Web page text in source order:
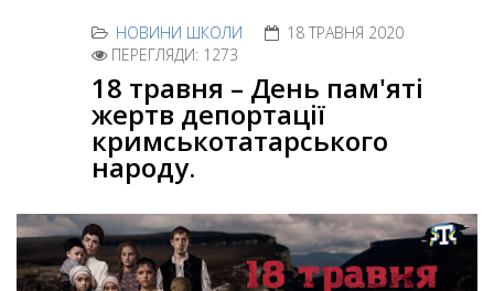
НОВИНИ ШКОЛИ
18 ТРАВНЯ 2020
ПЕРЕГЛЯДИ: 1273
18 травня – День пам'яті
жертв депортації
кримськотатарського
народу.